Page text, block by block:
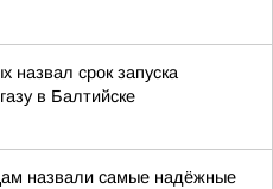
назвал срок запуска
в Балтийске
назвали самые надёжные